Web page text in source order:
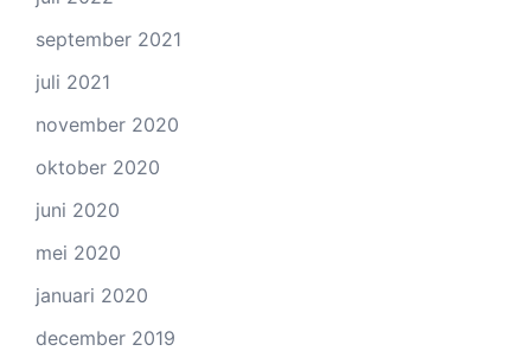
september 2021
juli 2021
november 2020
oktober 2020
juni 2020
mei 2020
januari 2020
december 2019